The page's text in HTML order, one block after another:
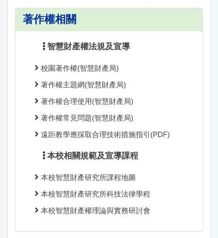
著作權相關
智慧財產權法規及宣導
校園著作權(智慧財產局)
著作權主題網(智慧財產局)
著作權合理使用(智慧財產局)
著作權常見問題(智慧財產局)
遠距教學應採取合理技術措施指引(PDF)
本校相關規範及宣導課程
本校智慧財產研究所課程地圖
本校智慧財產研究所科技法律學程
本校智慧財產權理論與實務研討會